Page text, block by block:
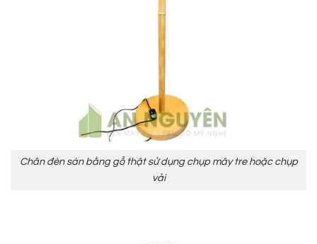
Chân đèn sàn bằng gỗ thật sử dụng chụp mây tre hoặc chụp
vải